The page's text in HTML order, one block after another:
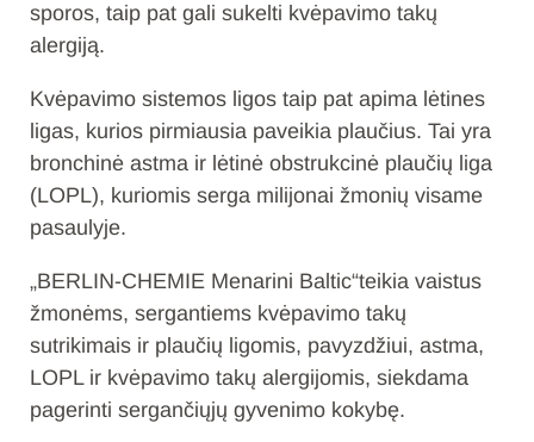
sporos, taip pat gali sukelti kvėpavimo takų
alergiją.
Kvėpavimo sistemos ligos taip pat apima lėtines
ligas, kurios pirmiausia paveikia plaučius. Tai yra
bronchinė astma ir lėtinė obstrukcinė plaučių liga
(LOPL), kuriomis serga milijonai žmonių visame
pasaulyje.
„BERLIN-CHEMIE Menarini Baltic“teikia vaistus
žmonėms, sergantiems kvėpavimo takų
sutrikimais ir plaučių ligomis, pavyzdžiui, astma,
LOPL ir kvėpavimo takų alergijomis, siekdama
pagerinti sergančiųjų gyvenimo kokybę.